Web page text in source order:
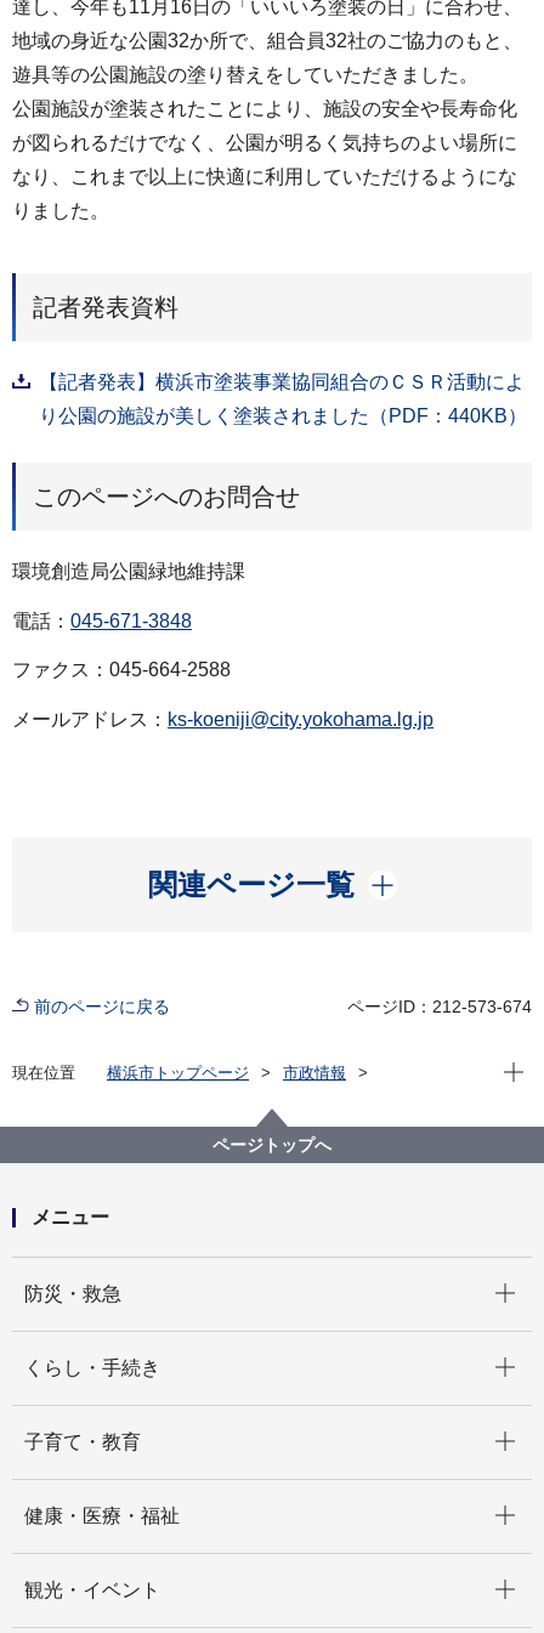
達し、今年も11月16日の「いいいろ塗装の日」に合わせ、
地域の身近な公園32か所で、組合員32社のご協力のもと、
遊具等の公園施設の塗り替えをしていただきました。
公園施設が塗装されたことにより、施設の安全や長寿命化
が図られるだけでなく、公園が明るく気持ちのよい場所に
なり、これまで以上に快適に利用していただけるようにな
りました。
記者発表資料
【記者発表】横浜市塗装事業協同組合のＣＳＲ活動によ
り公園の施設が美しく塗装されました（PDF：440KB）
このページへのお問合せ
環境創造局公園緑地維持課
電話： 045-671-3848
ファクス：045-664-2588
メールアドレス： ks-koeniji@city.yokohama.lg.jp
関連ページ一覧
開く
前のページに戻る ページID：212-573-674
現在位置 横浜市トップページ
市政情報
横浜市塗装事業協同組合のＣＳＲ活動により公園の施
設が美しく塗装されました
現在
ページトップへ
メニュー
防災・救急
くらし・手続き
子育て・教育
健康・医療・福祉
観光・イベント